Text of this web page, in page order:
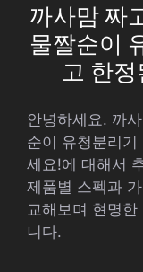
까사맘 짜
물짤순이
고 한
안녕하세요. 까
순이 유청분리
세요!에 대해서
제품별 스펙과
교해보며 현명
니다.